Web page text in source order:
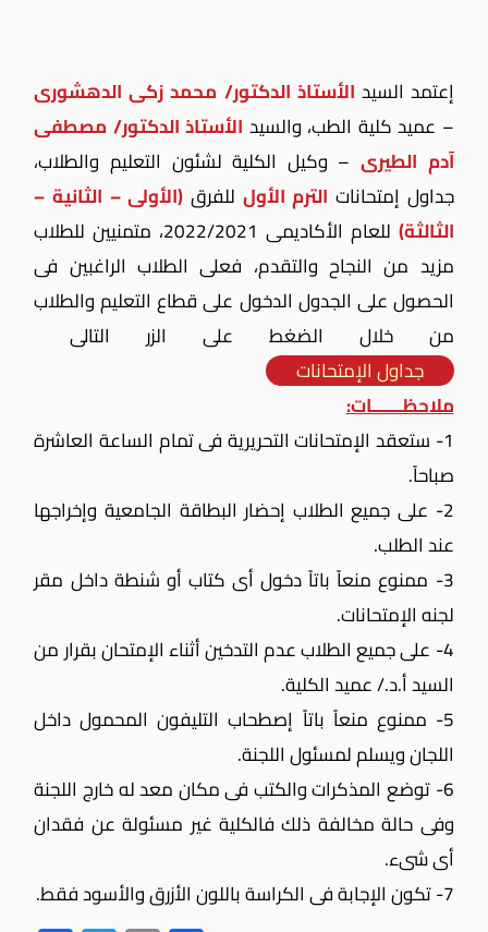
إعتمد السيد الأستاذ الدكتور/ محمد زكى الدهشورى
– عميد كلية الطب، والسيد الأستاذ الدكتور/ مصطفى
آدم الطيرى – وكيل الكلية لشئون التعليم والطلاب،
جداول إمتحانات الترم الأول للفرق (الأولى – الثانية –
الثالثة)
للعام الأكاديمى 2022/2021، متمنيين للطلاب
مزيد من النجاح والتقدم، فعلى الطلاب الراغبين فى
الحصول على الجدول الدخول على قطاع التعليم والطلاب
من خلال الضغط على الزر التالى
جداول الإمتحانات
ملاحظـــــــات:
1- ستعقد الإمتحانات التحريرية فى تمام الساعة العاشرة
صباحاً.
2- على جميع الطلاب إحضار البطاقة الجامعية وإخراجها
عند الطلب.
3- ممنوع منعاً باتاً دخول أى كتاب أو شنطة داخل مقر
لجنه الإمتحانات.
4- على جميع الطلاب عدم التدخين أثناء الإمتحان بقرار من
السيد أ.د./ عميد الكلية.
5- ممنوع منعاً باتاً إصطحاب التليفون المحمول داخل
اللجان ويسلم لمسئول اللجنة.
6- توضع المذكرات والكتب فى مكان معد له خارج اللجنة
وفى حالة مخالفة ذلك فالكلية غير مسئولة عن فقدان
أى شىء.
7- تكون الإجابة فى الكراسة باللون الأزرق والأسود فقط.